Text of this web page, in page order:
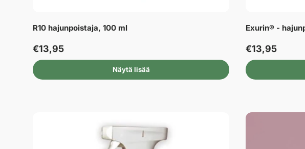
R10 hajunpoistaja, 100 ml
€13,95
Näytä lisää
Exurin® -
€13,95